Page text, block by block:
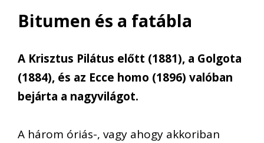
Bitumen és a fatábla
A Krisztus Pilátus előtt (1881), a Golgota
(1884), és az Ecce homo (1896) valóban
bejárta a nagyvilágot.
A három óriás-, vagy ahogy akkoriban